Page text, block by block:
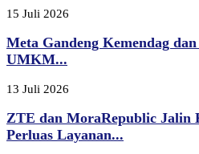
15 Juli 2026
Meta Gandeng Kemendag
UMKM...
13 Juli 2026
ZTE dan MoraRepublic Jalin
Perluas Layanan...